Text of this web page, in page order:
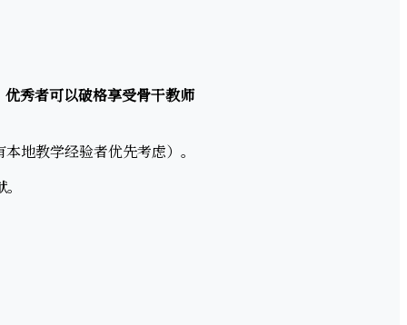
秀者可以破格享受骨干教师
本地教学经验者优先考虑）。